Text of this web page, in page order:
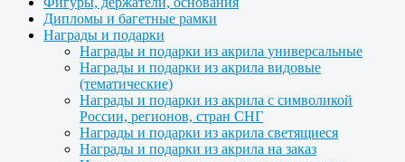
Дипломы и багетные рамки
Награды и подарки
Награды и подарки из акрила универсальные
Награды и подарки из акрила видовые
(тематические)
Награды и подарки из акрила с символикой
России, регионов, стран СНГ
Награды и подарки из акрила светящиеся
Награды и подарки из акрила на заказ